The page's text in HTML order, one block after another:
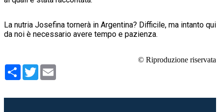
La nutria Josefina tornerà in Argentina? Difficile, ma intanto qui
da noi è necessario avere tempo e pazienza.
© Riproduzione riservata
Condividi
Twitter